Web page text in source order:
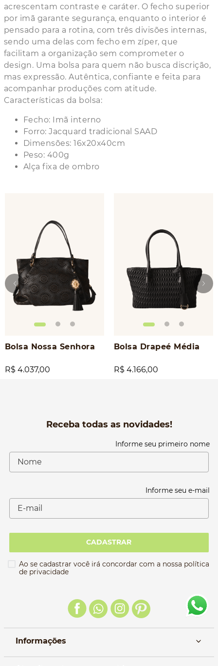
acrescentam contraste e caráter. O fecho superior
por imã garante segurança, enquanto o interior é
pensado para a rotina, com três divisões internas,
sendo uma delas com fecho em zíper, que
facilitam a organização sem comprometer o
design. Uma bolsa para quem não busca discrição,
mas expressão. Autêntica, confiante e feita para
acompanhar produções com atitude.
Características da bolsa:
Fecho: Imã interno
Forro: Jacquard tradicional SAAD
Dimensões: 16x20x40cm
Peso: 400g
Alça fixa de ombro
Bolsa Nossa Senhora
R$ 4.037,00
Bolsa Drapeé Média
R$ 4.166,00
Receba todas as novidades!
Informe seu primeiro nome
Informe seu e-mail
CADASTRAR
Ao se cadastrar você irá concordar com a nossa política
de privacidade
Informações